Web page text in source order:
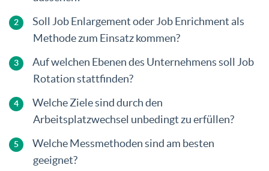
Soll Job Enlargement oder Job Enrichment als
Methode zum Einsatz kommen?
Auf welchen Ebenen des Unternehmens soll Job
Rotation stattfinden?
Welche Ziele sind durch den
Arbeitsplatzwechsel unbedingt zu erfüllen?
Welche Messmethoden sind am besten
geeignet?